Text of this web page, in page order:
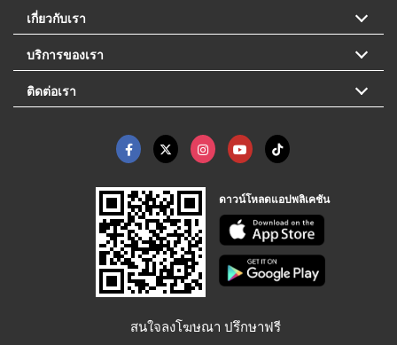
เกี่ยวกับเรา
บริการของเรา
ติดต่อเรา
ดาวน์โหลดแอปพลิเคชัน
สนใจลงโฆษณา ปรึกษาฟรี